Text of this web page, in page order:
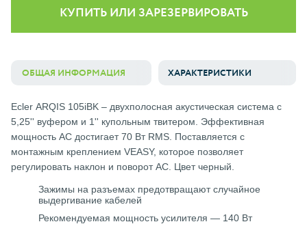
КУПИТЬ ИЛИ ЗАРЕЗЕРВИРОВАТЬ
ОБЩАЯ ИНФОРМАЦИЯ ХАРАКТЕРИСТИКИ
Ecler ARQIS 105iBK – двухполосная акустическая система с
5,25'' вуфером и 1'' купольным твитером. Эффективная
мощность АС достигает 70 Вт RMS. Поставляется с
монтажным креплением VEASY, которое позволяет
регулировать наклон и поворот АС. Цвет черный.
Зажимы на разъемах предотвращают случайное
выдергивание кабелей
Рекомендуемая мощность усилителя — 140 Вт